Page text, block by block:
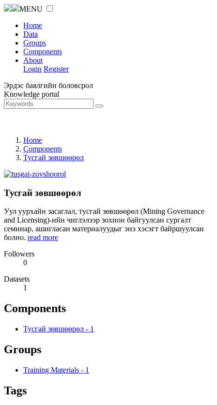
MENU
Home
Data
Groups
Components
About
Login Register
Эрдэс баялгийн боловсрол
Knowledge portal
Home
Components
Тусгай зөвшөөрөл
Тусгай зөвшөөрөл
Уул уурхайн засаглал, тусгай зөвшөөрөл (Mining Governance
and Licensing)-ийн чиглэлээр зохион байгуулсан сургалт
семинар, ашигласан материалуудыг энэ хэсэгт байршуулсан
болно. read more
Followers
0
Datasets
1
Components
Тусгай зөвшөөрөл - 1
Groups
Training Materials - 1
Tags